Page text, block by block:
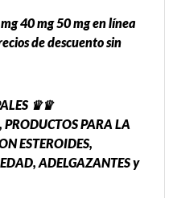
40 mg 50 mg en línea
de descuento sin
♛♛
PARA LA
ESTEROIDES,
ADELGAZANTES y